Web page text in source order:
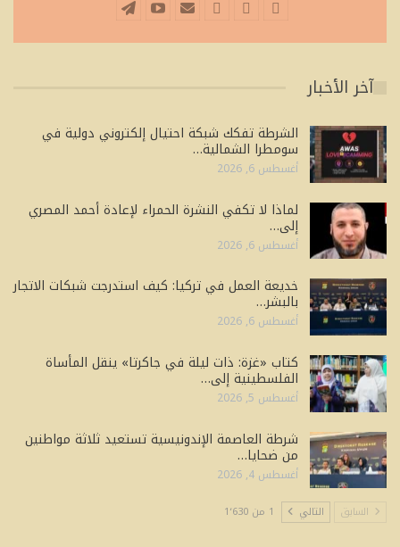
آخر الأخبار
الشرطة تفكك شبكة احتيال إلكتروني دولية في
سومطرا الشمالية…
أغسطس 6, 2026
لماذا لا تكفي النشرة الحمراء لإعادة أحمد المصري
إلى…
أغسطس 6, 2026
خديعة العمل في تركيا: كيف استدرجت شبكات الاتجار
بالبشر…
أغسطس 6, 2026
كتاب «غزة: ذات ليلة في جاكرتا» ينقل المأساة
الفلسطينية إلى…
أغسطس 5, 2026
شرطة العاصمة الإندونيسية تستعيد ثلاثة مواطنين
من ضحايا…
أغسطس 4, 2026
السابق التالي 1 من 1٬630